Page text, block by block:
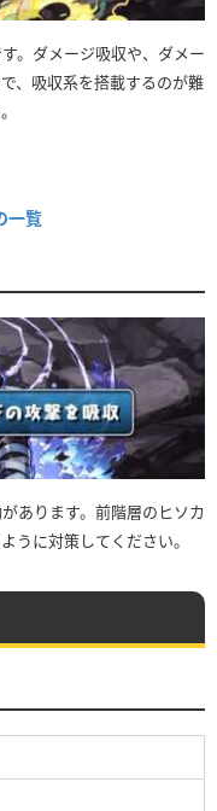
。ダメージ吸収や、ダメー
、吸収系を搭載するのが難
一覧
あります。前階層のヒソカ
うに対策してください。